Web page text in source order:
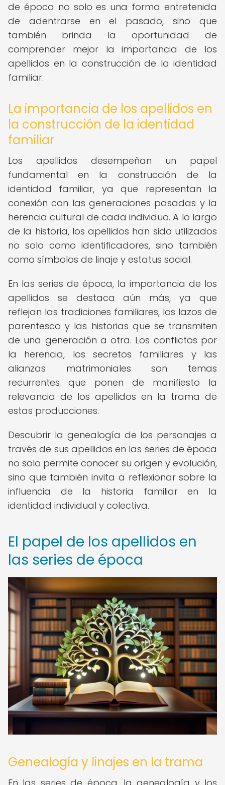
de época no solo es una forma entretenida
de adentrarse en el pasado, sino que
también brinda la oportunidad de
comprender mejor la importancia de los
apellidos en la construcción de la identidad
familiar.
La importancia de los apellidos en
la construcción de la identidad
familiar
Los apellidos desempeñan un papel
fundamental en la construcción de la
identidad familiar, ya que representan la
conexión con las generaciones pasadas y la
herencia cultural de cada individuo. A lo largo
de la historia, los apellidos han sido utilizados
no solo como identificadores, sino también
como símbolos de linaje y estatus social.
En las series de época, la importancia de los
apellidos se destaca aún más, ya que
reflejan las tradiciones familiares, los lazos de
parentesco y las historias que se transmiten
de una generación a otra. Los conflictos por
la herencia, los secretos familiares y las
alianzas matrimoniales son temas
recurrentes que ponen de manifiesto la
relevancia de los apellidos en la trama de
estas producciones.
Descubrir la genealogía de los personajes a
través de sus apellidos en las series de época
no solo permite conocer su origen y evolución,
sino que también invita a reflexionar sobre la
influencia de la historia familiar en la
identidad individual y colectiva.
El papel de los apellidos en
las series de época
Genealogía y linajes en la trama